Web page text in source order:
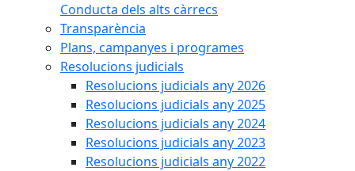
Conducta dels alts càrrecs
Transparència
Plans, campanyes i programes
Resolucions judicials
Resolucions judicials any 2026
Resolucions judicials any 2025
Resolucions judicials any 2024
Resolucions judicials any 2023
Resolucions judicials any 2022